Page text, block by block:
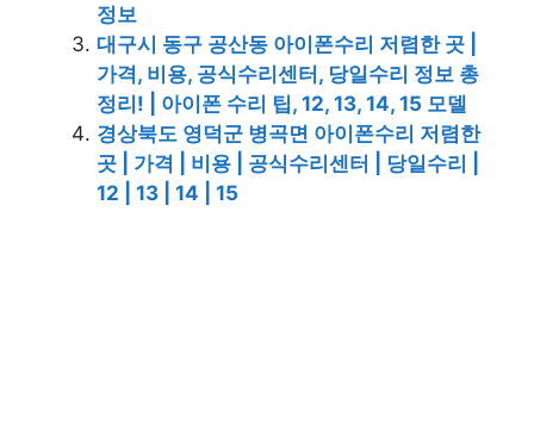
정보
대구시 동구 공산동 아이폰수리 저렴한 곳 |
가격, 비용, 공식수리센터, 당일수리 정보 총
정리! | 아이폰 수리 팁, 12, 13, 14, 15 모델
경상북도 영덕군 병곡면 아이폰수리 저렴한
곳 | 가격 | 비용 | 공식수리센터 | 당일수리 |
12 | 13 | 14 | 15